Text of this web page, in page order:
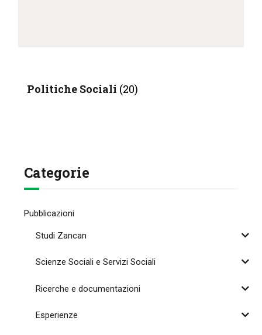
Politiche Sociali (20)
Categorie
Pubblicazioni
Studi Zancan
Scienze Sociali e Servizi Sociali
Ricerche e documentazioni
Esperienze